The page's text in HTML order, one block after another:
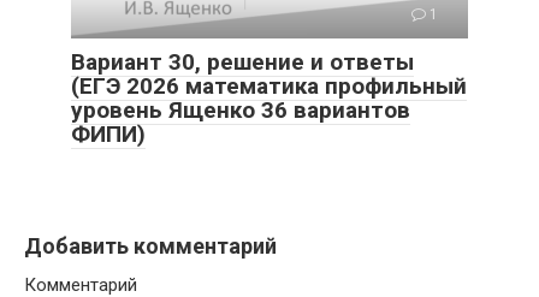
1
Вариант 30, решение и ответы
(ЕГЭ 2026 математика профильный
уровень Ященко 36 вариантов
ФИПИ)
Добавить комментарий
Комментарий